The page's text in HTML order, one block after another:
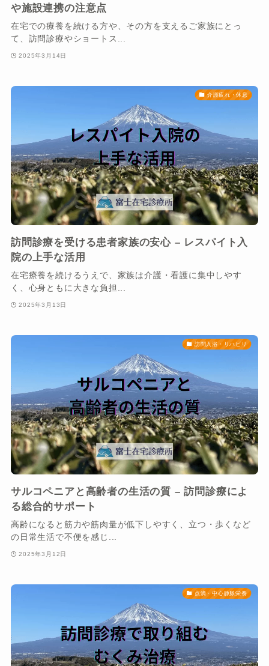
や施設連携の注意点
在宅での療養を続ける方や、その方を支えるご家族にとっ
て、訪問診療やショートス...
2025年3月14日
介護疲れ・休息
訪問診療を受ける患者家族の安心 – レスパイト入
院の上手な活用
在宅療養を続けるうえで、家族は介護・看護に集中しやす
く、心身ともに大きな負担...
2025年3月13日
訪問入浴・リハビリ
サルコペニアと高齢者の生活の質 – 訪問診療によ
る総合的サポート
高齢になると筋力や筋肉量が低下しやすく、立つ・歩くなど
の日常生活で不便を感じ...
2025年3月12日
点滴・中心静脈栄養